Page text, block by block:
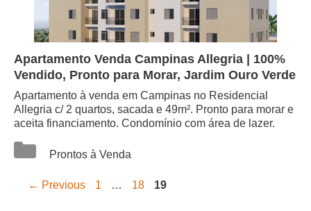
Apartamento Venda Campinas Allegria | 100%
Vendido, Pronto para Morar, Jardim Ouro Verde
Apartamento à venda em Campinas no Residencial
Allegria c/ 2 quartos, sacada e 49m². Pronto para morar e
aceita financiamento. Condomínio com área de lazer.
Prontos à Venda
← Previous Page
1 … Page
18 Page
19